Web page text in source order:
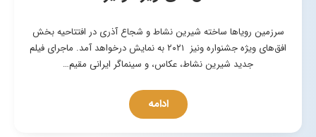
سرزمین رویاها ساخته شیرین نشاط و شجاع آذری در افتتاحیه بخش
افق‌های ویژه جشنواره ونیز ۲۰۲۱ به نمایش درخواهد آمد. ماجرای فیلم
جدید شیرین نشاط، عکاس، و سینماگر ایرانی مقیم…
ادامه